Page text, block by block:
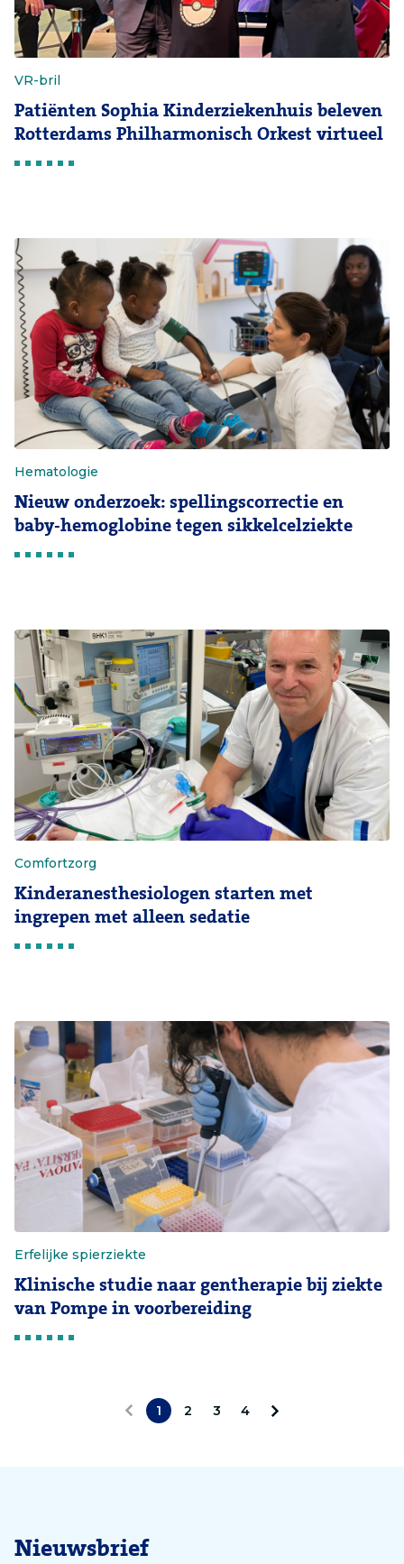
VR-bril
Patiënten Sophia Kinderziekenhuis beleven
Rotterdams Philharmonisch Orkest virtueel
Hematologie
Nieuw onderzoek: spellingscorrectie en
baby-hemoglobine tegen sikkelcelziekte
Comfortzorg
Kinderanesthesiologen starten met
ingrepen met alleen sedatie
Erfelijke spierziekte
Klinische studie naar gentherapie bij ziekte
van Pompe in voorbereiding
1 2 3
4
Nieuwsbrief